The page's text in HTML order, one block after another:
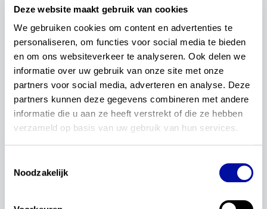
Deze website maakt gebruik van cookies
We gebruiken cookies om content en advertenties te
personaliseren, om functies voor social media te bieden
en om ons websiteverkeer te analyseren. Ook delen we
informatie over uw gebruik van onze site met onze
partners voor social media, adverteren en analyse. Deze
partners kunnen deze gegevens combineren met andere
informatie die u aan ze heeft verstrekt of die ze hebben
verzameld op basis van uw gebruik van hun services.
Noodzakelijk
Contactinformatie
Fatma Sarikas
Leraar geschiedenis
Mijn naam is Fatma Sarikas en sinds 2002 ben ik